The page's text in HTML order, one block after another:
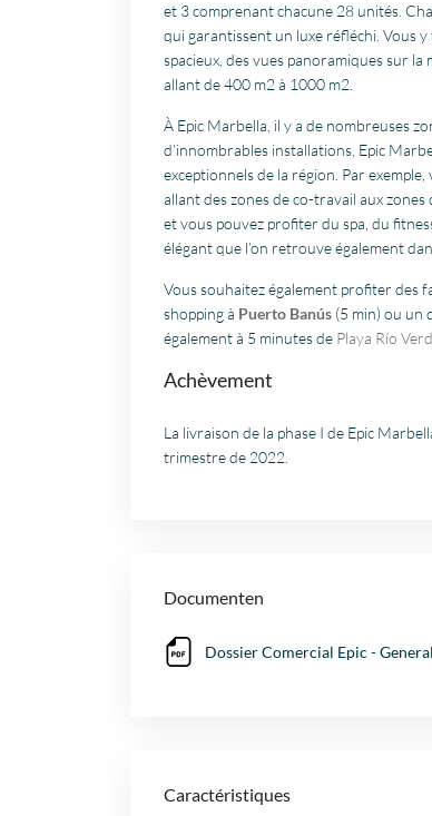
et 3 comprenant chacune 28 unités.
qui garantissent un luxe réfléchi. Vous
spacieux, des vues panoramiques sur
allant de 400 m2 à 1000 m2.
À Epic Marbella, il y a de nombreuses
d’innombrables installations, Epic
exceptionnels de la région. Par
allant des zones de co-travail aux
et vous pouvez profiter du spa, du
élégant que l’on retrouve également
Vous souhaitez également profiter des
shopping à Puerto Banús (5 min) ou un
également à 5 minutes de Playa Río
Achèvement
La livraison de la phase I de Epic
trimestre de 2022.
Documenten
Dossier Comercial Epic -
Caractéristiques